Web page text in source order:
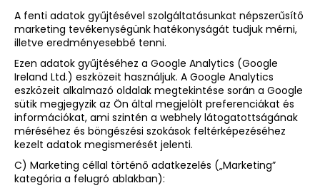
A fenti adatok gyűjtésével szolgáltatásunkat népszerűsítő
marketing tevékenységünk hatékonyságát tudjuk mérni,
illetve eredményesebbé tenni.
Ezen adatok gyűjtéséhez a Google Analytics (Google
Ireland Ltd.) eszközeit használjuk. A Google Analytics
eszközeit alkalmazó oldalak megtekintése során a Google
sütik megjegyzik az Ön által megjelölt preferenciákat és
információkat, ami szintén a webhely látogatottságának
méréséhez és böngészési szokások feltérképezéséhez
kezelt adatok megismerését jelenti.
C) Marketing céllal történő adatkezelés („Marketing”
kategória a felugró ablakban):